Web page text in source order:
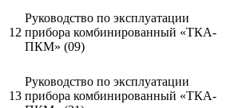
12
Руководство по эксплуатации
прибора комбинированный «ТКА-
ПКМ» (09)
13
Руководство по эксплуатации
прибора комбинированный «ТКА-